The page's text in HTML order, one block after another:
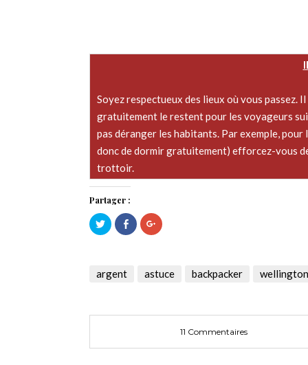
Soyez respectueux des lieux où vous passez.
gratuitement le restent pour les voyageurs
pas déranger les habitants. Par exemple,
donc de dormir gratuitement) efforcez-vous
trottoir.
Partager :
Cliquez
pour
partager
une
nouvelle
Cliquez
pour
partager
une
nouvelle
Cliquez
pour
dans
une
argent astuce backpacker wellington
11 Commentaires